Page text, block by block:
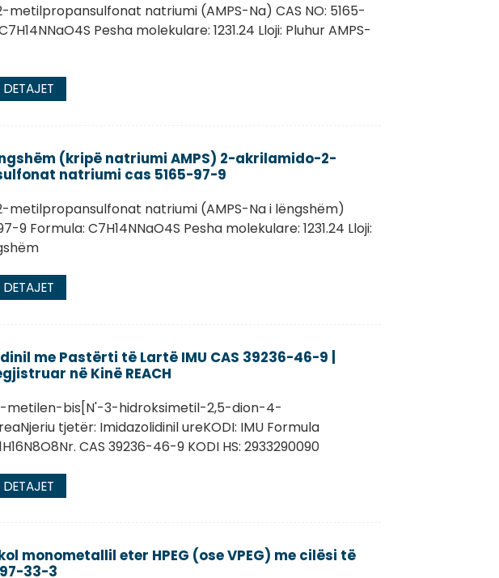
natriumi (AMPS-Na) CAS NO: 5165-
Pesha molekulare: 1231.24 Lloji: Pluhur AMPS-
DETAJET
(kripë natriumi AMPS) 2-akrilamido-2-
natriumi cas 5165-97-9
natriumi (AMPS-Na i lëngshëm)
9 Formula: C7H14NNaO4S Pesha molekulare: 1231.24 Lloji:
DETAJET
me Pastërti të Lartë IMU CAS 39236-46-9 |
në Kinë REACH
metilen-bis[N'-3-hidroksimetil-2,5-dion-4-
tjetër: Imidazolidinil ureKODI: IMU Formula
CAS 39236-46-9 KODI HS: 2933290090
DETAJET
monometallil eter HPEG (ose VPEG) me cilësi të
33-3